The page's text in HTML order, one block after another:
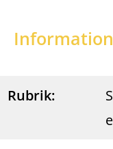
Rubrik: